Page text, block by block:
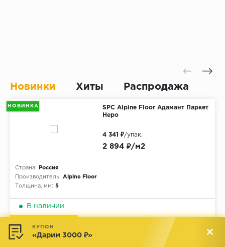
Новинки Хиты Распродажа
НОВИНКА
SPC Alpine Floor Адамант Паркет
Неро
Страна:
Россия
Производитель: Alpine Floor
Толщина, мм: 5
2 894 ₽/м2
4 341 ₽/упак.
В наличии
КУПОН
«Дарим 3000 ₽»